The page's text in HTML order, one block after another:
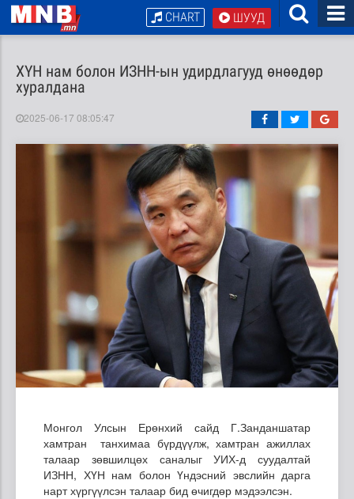
ШУУД
CHART
ХҮН нам болон ИЗНН-ын удирдлагууд өнөөдөр
хуралдана
2025-06-17 08:05:47
Монгол Улсын Ерөнхий сайд Г.Занданшатар
хамтран танхимаа бүрдүүлж, хамтран ажиллах
талаар зөвшилцөх саналыгУИХ-д суудалтай
ИЗНН, ХҮН нам болон Үндэсний эвслийн дарга
нартхүргүүлсэн талаар бид өчигдөр мэдээлсэн.